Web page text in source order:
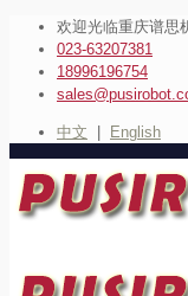
欢迎光临重庆谱思
023-63207381
18996196754
中文 English